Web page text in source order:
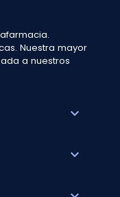
Nuestra mayor
a nuestros
expand_more
expand_more